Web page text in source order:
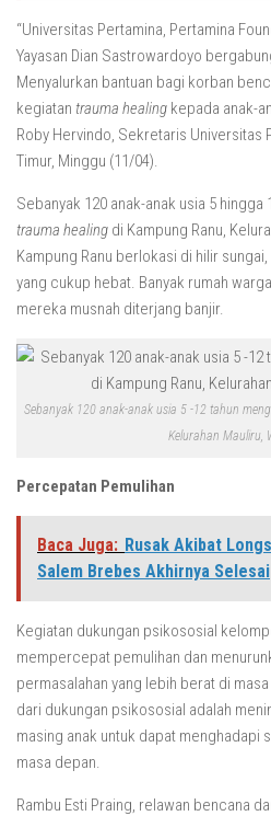
“Universitas Pertamina, Pertamina
Yayasan Dian Sastrowardoyo
Menyalurkan bantuan bagi korban
kegiatan trauma healing kepada anak-
Roby Hervindo, Sekretaris Universitas
Timur, Minggu (11/04).
Sebanyak 120 anak-anak usia 5
trauma healing di Kampung Ranu,
Kampung Ranu berlokasi di hilir
yang cukup hebat. Banyak rumah
mereka musnah diterjang banjir.
Sebanyak 120 anak-anak usia 5 -12 tahun
Kelurahan Mauliru,
Percepatan Pemulihan
Baca Juga: Rusak Akibat
Salem Brebes Akhirnya Selesai
Kegiatan dukungan psikososial
mempercepat pemulihan dan
permasalahan yang lebih berat di
dari dukungan psikososial adalah
masing anak untuk dapat menghadapi
masa depan.
Rambu Esti Praing, relawan bencana